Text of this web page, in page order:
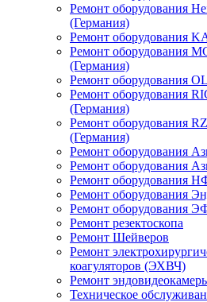
Ремонт оборудования
(Германия)
Ремонт оборудования
Ремонт оборудования
(Германия)
Ремонт оборудования
Ремонт оборудования
(Германия)
Ремонт оборудования
(Германия)
Ремонт оборудования
Ремонт оборудования
Ремонт оборудования
Ремонт оборудования
Ремонт оборудования
Ремонт резектоскопа
Ремонт Шейверов
Ремонт
коагуляторов (ЭХВЧ)
Ремонт
Техническое